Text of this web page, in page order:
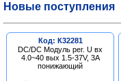
Новые поступления
Код: К32281
DC/DC Модуль рег. U вх
4.0~40 вых 1.5-37V, 3A
понижающий